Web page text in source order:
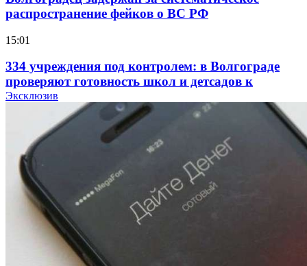
распространение фейков о ВС РФ
15:01
334 учреждения под контролем: в Волгограде
проверяют готовность школ и детсадов к
учебному году
Покушение на убийство в Волгограде: девушка
напала на незнакомую женщину с ножом
12:39
Сладкий праздник в Волгограде: в Центральном
парке прошёл фестиваль „Арбузный переполох“
Эксклюзив